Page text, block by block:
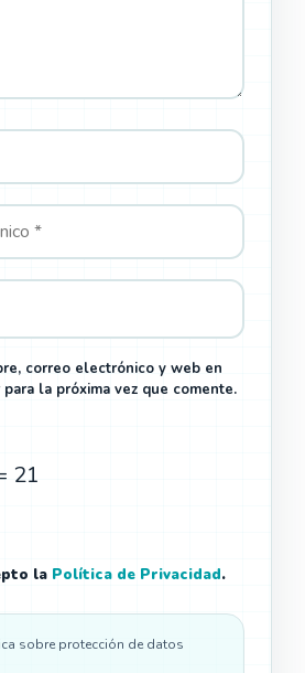
correo electrónico y web en
la próxima vez que comente.
21
la Política de Privacidad.
sobre protección de datos